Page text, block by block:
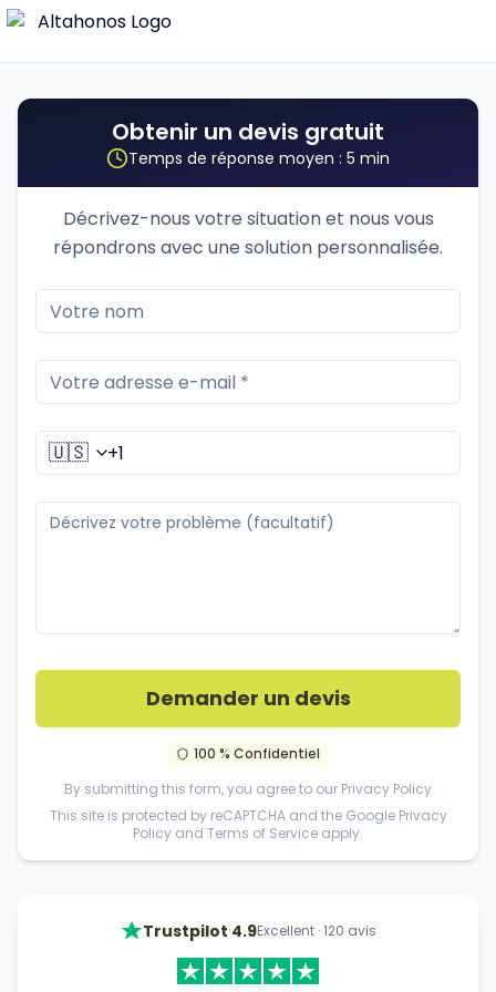
Obtenir un devis gratuit
Temps de réponse moyen : 5 min
Décrivez-nous votre situation et nous vous
répondrons avec une solution personnalisée.
🇺🇸
Demander un devis
100 % Confidentiel
By submitting this form, you agree to our Privacy Policy
This site is protected by reCAPTCHA and the Google Privacy
Policy and Terms of Service apply.
Trustpilot·4.9Excellent·120 avis